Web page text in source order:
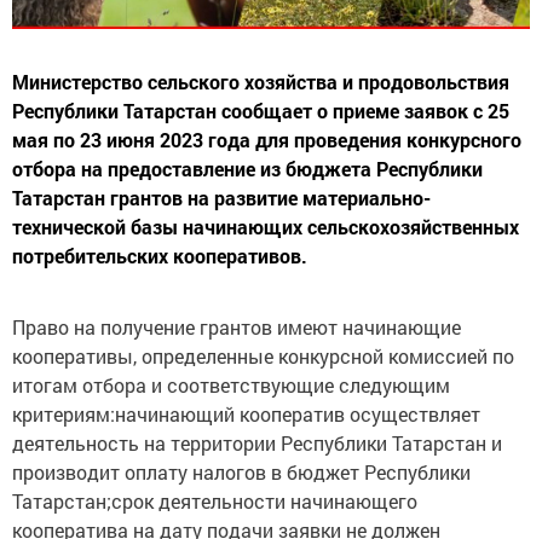
Республики Татарстан сообщает о приеме заявок с 25
мая по 23 июня 2023 года для проведения конкурсного
отбора на предоставление из бюджета Республики
Татарстан грантов на развитие материально-
технической базы начинающих сельскохозяйственных
потребительских кооперативов.
кооперативы, определенные конкурсной комиссией по
итогам отбора и соответствующие следующим
критериям:начинающий кооператив осуществляет
деятельность на территории Республики Татарстан и
производит оплату налогов в бюджет Республики
Татарстан;срок деятельности начинающего
кооператива на дату подачи заявки не должен
превышать 12 месяцев с даты его государственной